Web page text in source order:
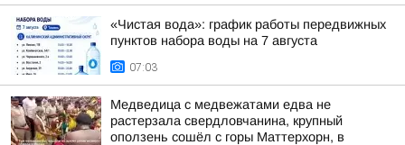
«Чистая вода»: график работы передвижных
пунктов набора воды на 7 августа
07:03
Медведица с медвежатами едва не
растерзала свердловчанина, крупный
оползень сошёл с горы Маттерхорн, в